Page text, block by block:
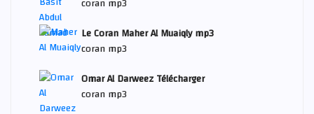
Le Coran Maher Al Muaiqly mp3
coran mp3
Omar Al Darweez Télécharger
coran mp3